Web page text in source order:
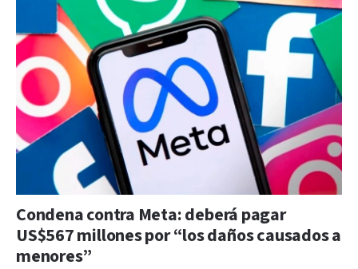
Condena contra Meta: deberá pagar
US$567 millones por “los daños causados a
menores”